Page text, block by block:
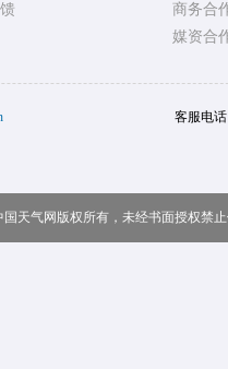
商务合
媒资合
客服电
国天气网版权所有，未经书面授权